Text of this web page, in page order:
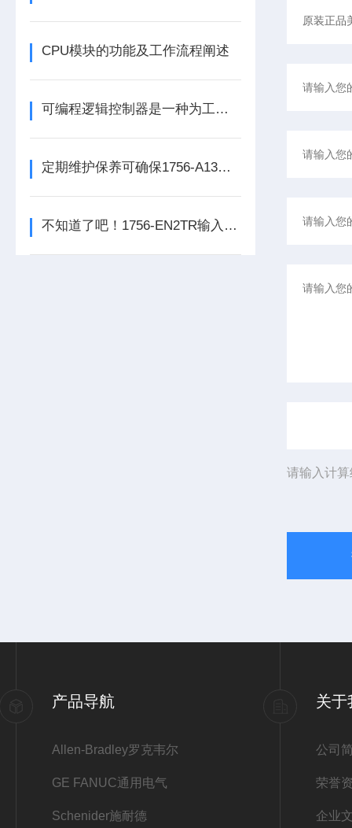
CPU模块的功能及工作流程阐述
可编程逻辑控制器是一种为工业环境设计的数字运算操作电子系统
定期维护保养可确保1756-A13数字量输出模块的正常运行
不知道了吧！1756-EN2TR输入模块是数控系统动力的保障
请输入计
产品导航
Allen-Bradley罗克韦尔
GE FANUC通用电气
Schenider施耐德
关于
公司
荣誉
企业